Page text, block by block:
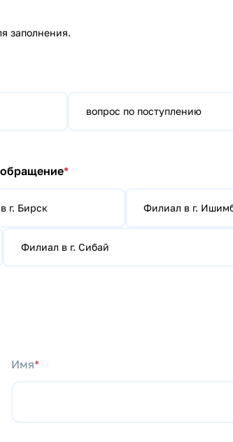
заполнения.
вопрос по поступлению
*
г. Бирск Филиал в г.
Филиал в г. Сибай
Имя*